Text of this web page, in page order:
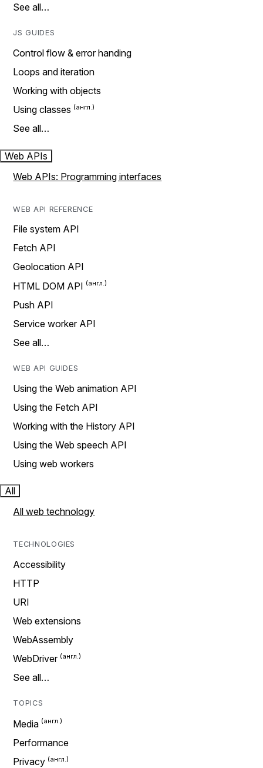
See all…
JS GUIDES
Control flow & error handing
Loops and iteration
Working with objects
Using classes
See all…
Web APIs
Web APIs: Programming interfaces
WEB API REFERENCE
File system API
Fetch API
Geolocation API
HTML DOM API
Push API
Service worker API
See all…
WEB API GUIDES
Using the Web animation API
Using the Fetch API
Working with the History API
Using the Web speech API
Using web workers
All
All web technology
TECHNOLOGIES
Accessibility
HTTP
URI
Web extensions
WebAssembly
WebDriver
See all…
TOPICS
Media
Performance
Privacy